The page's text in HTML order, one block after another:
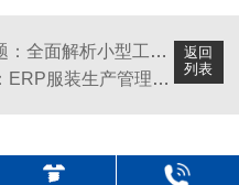
返回
列表
面解析小型工厂E...
服装生产管理系...